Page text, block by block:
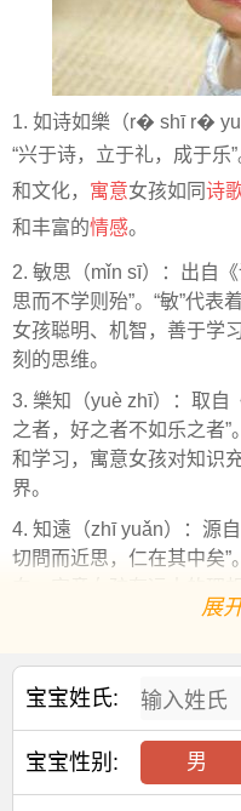
1. 如诗如樂（r� shī r�
“兴于诗，立于礼，成于乐
和文化， 寓意女孩如同 诗
和丰富的情感。
2. 敏思（mǐn sī）：出自《
思而不学则殆”。“敏”代表
女孩聪明、机智，善于学
刻的思维。
3. 樂知（yuè zhī）：取自
之者，好之者不如乐之者”
和学习，寓意女孩对知识
界。
4. 知遠（zhī yuǎn）：源
切問而近思，仁在其中矣”
勇于追求更高的境界。
“德行”意味着
道德行为，寓
选择这些《论语》中蕴含
现出深厚的文化底蕴，同
展
宝宝姓氏:
宝宝性别: 男